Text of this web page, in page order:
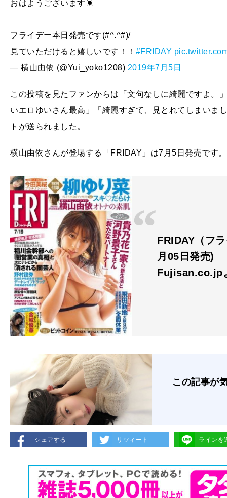
おはようございます☀
フライデー本日発売です(#^.^#)/
見ていただけると嬉しいです！！ #FRIDAY
— 横山由依 (@Yui_yoko1208) 2019年7月5日
この投稿を見たファンからは「文句なしに綺麗ですよ。
いエロゆいさん最高」「綺麗すぎて、見とれてしまいま
トが送られました。
横山由依さんが登場する「FRIDAY」は7月5日発売です。
FRIDAY（フ
月05日発売)
Fujisan.co.jp
この記事が
シェアする リツィート ラインを